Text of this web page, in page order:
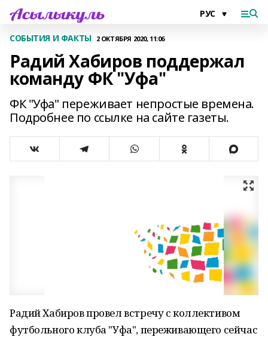
СОБЫТИЯ И ФАКТЫ 2 ОКТЯБРЯ 2020, 11:06
Радий Хабиров поддержал
команду ФК "Уфа"
ФК "Уфа" переживает непростые времена.
Подробнее по ссылке на сайте газеты.
Радий Хабиров провел встречу с коллективом
футбольного клуба "Уфа", переживающего сейчас